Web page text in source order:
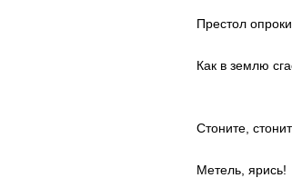
Престол
Как в землю
Стоните,
Метель, ярись!